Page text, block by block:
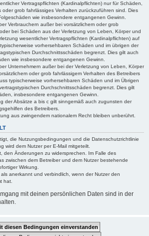
Vertragspflichten (Kardinalpflichten) nur für Schäden,
oder grob fahrlässiges Verhalten zurückzuführen sind. Dies
wie insbesondere entgangenen Gewinn.
Verbrauchern außer bei vorsätzlichem oder grob
bei Schäden aus der Verletzung von Leben, Körper und
wesentlicher Vertragspflichten (Kardinalpflichten) auf
vorhersehbaren Schäden und im übrigen der
Durchschnittsschäden begrenzt. Dies gilt auch
wie insbesondere entgangenen Gewinn.
Unternehmern außer bei der Verletzung von Leben, Körper
oder grob fahrlässigem Verhalten des Betreibers
typischerweise vorhersehbaren Schäden und im Übrigen
Durchschnittsschäden begrenzt. Dies gilt
insbesondere entgangenen Gewinn.
der Absätze a bis c gilt sinngemäß auch zugunsten der
des Betreibers.
aus zwingendem nationalem Recht bleiben unberührt.
die Nutzungsbedingungen und die Datenschutzrichtlinie
wird dem Nutzer per E-Mail mitgeteilt.
den Änderungen zu widersprechen. Im Falle des
zwischen dem Betreiber und dem Nutzer bestehende
Wirkung.
anerkannt und verbindlich, wenn der Nutzer den
hat.
mit deinen persönlichen Daten sind in der